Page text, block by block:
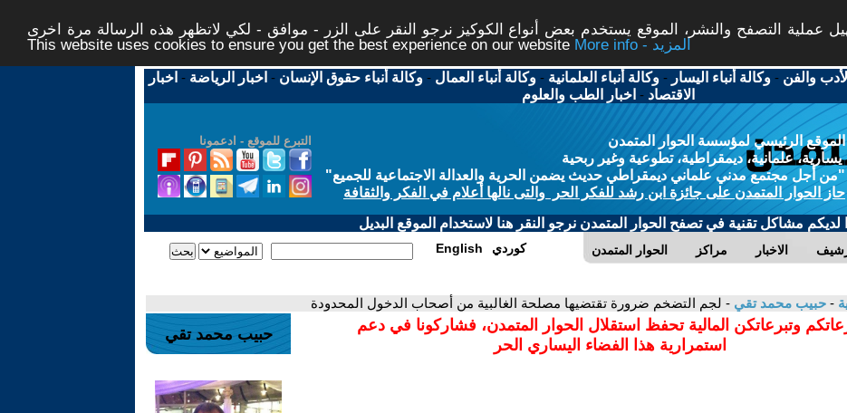
عملية التصفح والنشر، الموقع يستخدم بعض أنواع الكوكيز نرجو النقر على الزر - موافق - لكي لاتظهر هذه الرسالة مرة اخرى -
This website uses cookies to ensure you get the best experience on our website
More info - المزيد
والفن -وكالة أنباء اليسار -وكالة أنباء العلمانية -وكالة أنباء العمال -وكالة أنباء حقوق الإنسان - اخبار الرياضة - اخبار
الاقتصاد - اخبار الطب والعلوم
التبرع للموقع - ادعمونا
الموقع الرئيسي لمؤسسة الحوار المتمدن
يسارية، علمانية، ديمقراطية، تطوعية وغير ربحية
"من أجل مجتمع مدني علماني ديمقراطي حديث يضمن الحرية والعدالة الاجتماعية للجميع"
حاز الحوار المتمدن على جائزة ابن رشد للفكر الحر والتى نالها أعلام في الفكر والثقافة
لديكم مشاكل تقنية في تصفح الحوار المتمدن نرجو النقر هنا لاستخدام الموقع البديل
الحوار المتمدن مراكز الاخبار English كوردي
- حبيب محمد تقي - لجم التضخم ضرورة تقتضيها مصلحة الغالبية من أصحاب الدخول المحدودة
وتبرعاتكن المالية تحفظ استقلال الحوار المتمدن، فشاركونا في دعم
استمرارية هذا الفضاء اليساري الحر
حبيب محمد تقي